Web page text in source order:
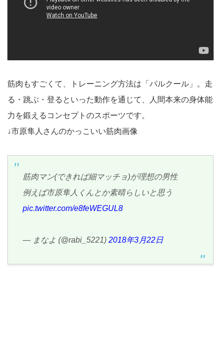
筋肉もすごくて、トレーニング方法は「パルクール」。走
る・跳ぶ・登るといった動作を通じて、人間本来の身体能
力を鍛えるコンセプトのスポーツです。
↓市原隼人さんのかっこいい筋肉画像
筋肉マン(できれば細マッチョ)が理想の男性
例えば市原隼人くんとか素晴らしいと思う
pic.twitter.com/e8feWEGUL8
— まなよ (@rabi_5221) 2018年3月22日